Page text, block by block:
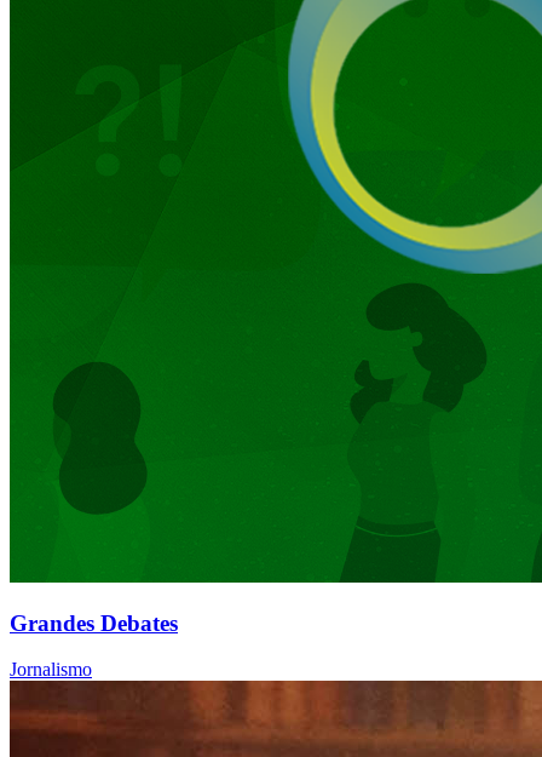
Grandes Debates
Jornalismo